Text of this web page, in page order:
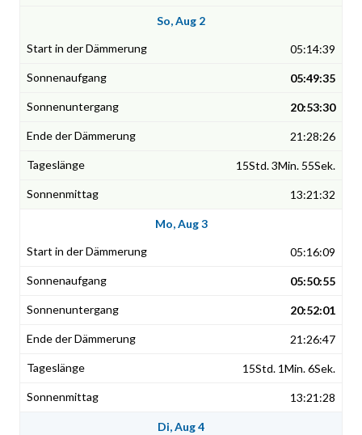
So, Aug 2
05:14:39
05:49:35
20:53:30
21:28:26
15Std. 3Min. 55Sek.
13:21:32
Mo, Aug 3
05:16:09
05:50:55
20:52:01
21:26:47
15Std. 1Min. 6Sek.
13:21:28
Di, Aug 4